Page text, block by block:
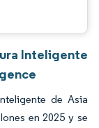
Inteligente
de Asia
en 2025 y se